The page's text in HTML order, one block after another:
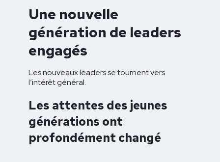
Une nouvelle
génération de leaders
engagés
Les nouveaux leaders se tournent vers
l’intérêt général.
Les attentes des jeunes
générations ont
profondément changé